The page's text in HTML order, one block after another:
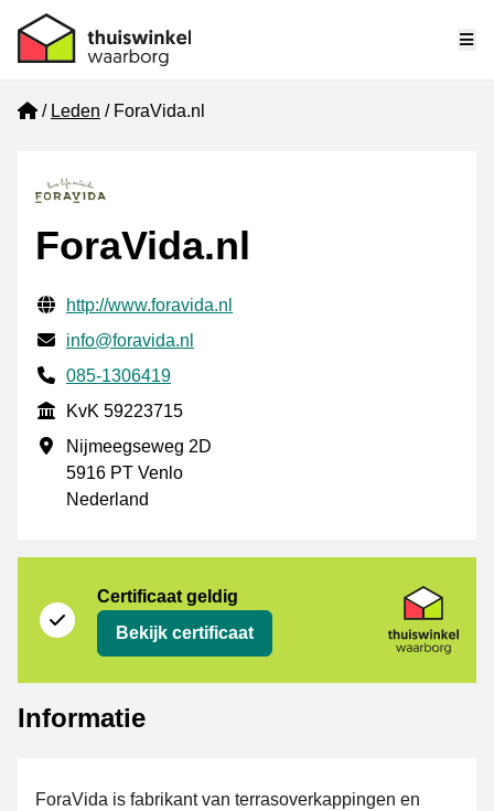
Home
Leden ForaVida.nl
ForaVida.nl
Gecontroleerde contactgegevens
Website URL
http://www.foravida.nl
E-mail
info@foravida.nl
Telefoonnummer
085-1306419
KvK
KvK 59223715
Vestigingsadres
Nijmeegseweg 2D
5916 PT Venlo
Nederland
Certificaat geldig
Bekijk certificaat
Informatie
ForaVida is fabrikant van terrasoverkappingen en